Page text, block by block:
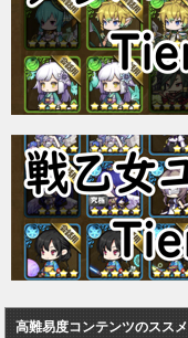
高難易度コンテンツのススメ